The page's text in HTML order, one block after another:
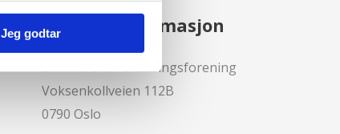
Jeg godtarKontaktinformasjon
Den norske Forsikringsforening
Voksenkollveien 112B
0790 Oslo